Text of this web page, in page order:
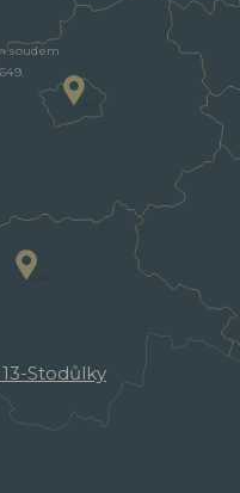
soudem
Stodůlky